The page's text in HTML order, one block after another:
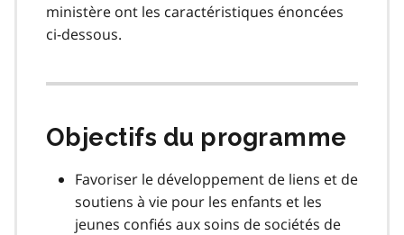
ministère ont les caractéristiques énoncées
ci-dessous.
Objectifs du programme
Favoriser le développement de liens et de
soutiens à vie pour les enfants et les
jeunes confiés aux soins de sociétés de